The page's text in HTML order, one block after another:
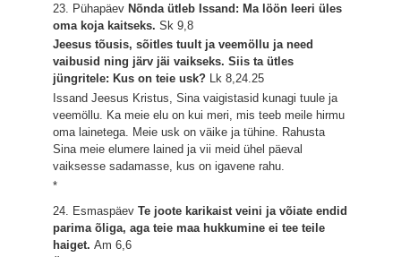
23. Pühapäev Nõnda ütleb Issand: Ma löön leeri üles
oma koja kaitseks.Sk 9,8
Jeesus tõusis, sõitles tuult ja veemöllu ja need
vaibusid ning järv jäi vaikseks. Siis ta ütles
jüngritele: Kus on teie usk? Lk 8,24.25
Issand Jeesus Kristus, Sina vaigistasid kunagi tuule ja
veemöllu. Ka meie elu on kui meri, mis teeb meile hirmu
oma lainetega. Meie usk on väike ja tühine. Rahusta
Sina meie elumere lained ja vii meid ühel päeval
vaiksesse sadamasse, kus on igavene rahu.
*
24. EsmaspäevTe joote karikaist veini ja võiate endid
parima õliga, aga teie maa hukkumine ei tee teile
haiget.Am 6,6